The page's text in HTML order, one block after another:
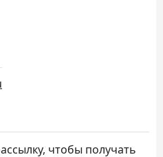
чтобы получать